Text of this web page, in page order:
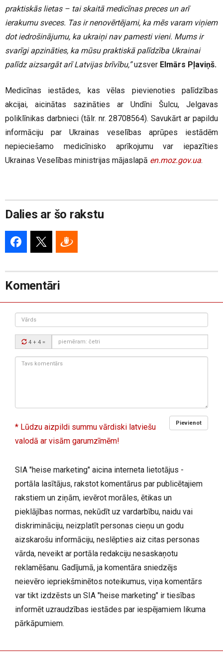
praktiskās lietas – tai skaitā medicīnas preces un arī
ierakumu sveces. Tas ir nenovērtējami, ka mēs varam viņiem
dot iedrošinājumu, ka ukraiņi nav pamesti vieni. Mums ir
svarīgi apzināties, ka mūsu praktiskā palīdzība Ukrainai
palīdz aizsargāt arī Latvijas brīvību,”uzsver Elmārs Pļaviņš.
Medicīnas iestādes, kas vēlas pievienoties palīdzības
akcijai, aicinātas sazināties ar Undīni Šulcu, Jelgavas
poliklīnikas darbnieci (tālr. nr. 28708564). Savukārt ar papildu
informāciju par Ukrainas veselības aprūpes iestādēm
nepieciešamo medicīnisko aprīkojumu var iepazīties
Ukrainas Veselības ministrijas mājaslapā en.moz.gov.ua.
Dalies ar šo rakstu
Komentāri
Vārds
Drošības
kods:
4 + 4 =
Tavs
Pievienot
* Lūdzu aizpildi summu vārdiski latviešu
valodā ar visām garumzīmēm!
SIA "heise marketing" aicina interneta lietotājus -
portāla lasītājus, rakstot komentārus par publicētajiem
rakstiem un ziņām, ievērot morāles, ētikas un
pieklājības normas, nekūdīt uz vardarbību, naidu vai
diskrimināciju, neizplatīt personas cieņu un godu
aizskarošu informāciju, neslēpties aiz citas personas
vārda, neveikt ar portāla redakciju nesaskaņotu
reklamēšanu. Gadījumā, ja komentāra sniedzējs
neievēro iepriekšminētos noteikumus, viņa komentārs
var tikt izdzēsts un SIA "heise marketing" ir tiesības
informēt uzraudzības iestādes par iespējamiem likuma
pārkāpumiem.